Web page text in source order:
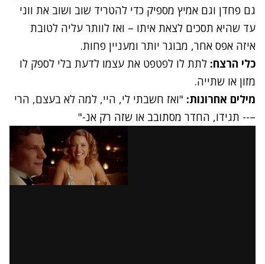
גם פחדן וגם אמיץ מספיק כדי להטריד שוב ושוב את ווני
עד שהיא תסכים לצאת איתו – ואז לוותר עליה לטובת
איזה אפס אחר, מבוגר יותר ומעניין פחות.
כלי הרצח: לתת לו לפטפט את עצמו לדעת בלי לספק לו
מזון או שתייה.
מילים אחרונות: "ואז חשבתי לי, היי, למה לא בעצם, הרי
–-- תגידו, החדר מסתובב או שזה רק אנ-"